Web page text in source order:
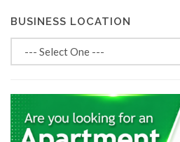
BUSINESS LOCATION